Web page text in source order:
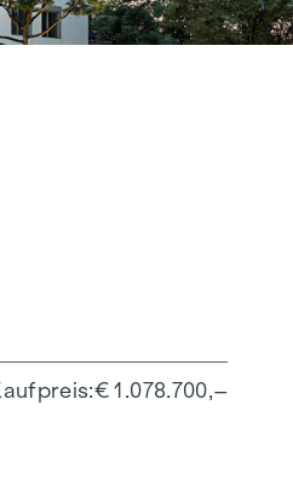
€ 1.078.700,–